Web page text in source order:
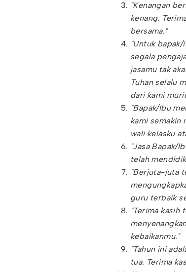
"Kenangan
kenang.
bersama."
"Untuk
segala
jasamu tak
Tuhan selalu
dari kami
"Bapak/Ibu
kami semakin
wali kelasku
"Jasa Bapak/
telah
"Berjuta-juta
guru terbaik
"Terima kasih
kebaikanmu."
"Tahun ini
tua. Terima